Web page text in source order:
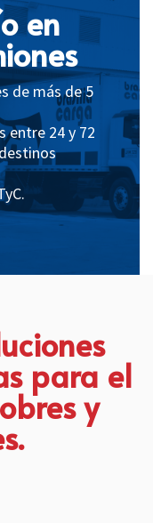
en
de más de 5
entre 24 y 72
para el
y